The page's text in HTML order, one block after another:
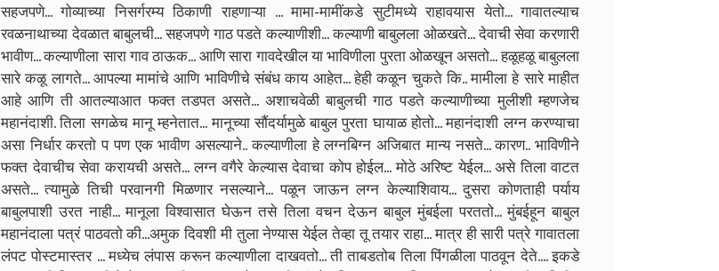
सहजपणे... गोव्याच्या निसर्गरम्य ठिकाणी राहणाऱ्या ... मामा-मामींकडे सुटीमध्ये राहावयास येतो... गावातल्याच
रवळनाथाच्या देवळात बाबुलची... सहजपणे गाठ पडते कल्याणीशी... कल्याणी बाबुलला ओळखते... देवाची सेवा करणारी
भावीण... कल्याणीला सारा गाव ठाऊक... आणि सारा गावदेखील या भाविणीला पुरता ओळखून असतो... हळूहळू बाबुलला
सारे कळू लागते... आपल्या मामांचे आणि भाविणीचे संबंध काय आहेत... हेही कळून चुकते कि.. मामीला हे सारे माहीत
आहे आणि ती आतल्याआत फक्त तडपत असते... अशाचवेळी बाबुलची गाठ पडते कल्याणीच्या मुलीशी म्हणजेच
महानंदाशी. तिला सगळेच मानू म्हनेतात... मानूच्या सौंदर्यामुळे बाबुल पुरता घायाळ होतो... महानंदाशी लग्न करण्याचा
असा निर्धार करतो प पण एक भावीण असल्याने.. कल्याणीला हे लग्नबिग्न अजिबात मान्य नसते... कारण.. भाविणीने
फक्त देवाचीच सेवा करायची असते... लग्न वगैरे केल्यास देवाचा कोप होईल... मोठे अरिष्ट येईल... असे तिला वाटत
असते... त्यामुळे तिची परवानगी मिळणार नसल्याने... पळून जाऊन लग्न केल्याशिवाय... दुसरा कोणताही पर्याय
बाबुलपाशी उरत नाही... मानूला विश्वासात घेऊन तसे तिला वचन देऊन बाबुल मुंबईला परततो...मुंबईहून बाबुल
महानंदाला पत्रं पाठवतो की...अमुक दिवशी मी तुला नेण्यास येईल तेव्हा तू तयार राहा... मात्र ही सारी पत्रे गावातला
लंपट पोस्टमास्तर ... मध्येच लंपास करून कल्याणीला दाखवतो... ती ताबडतोब तिला पिंगळीला पाठवून देते.... इकडे